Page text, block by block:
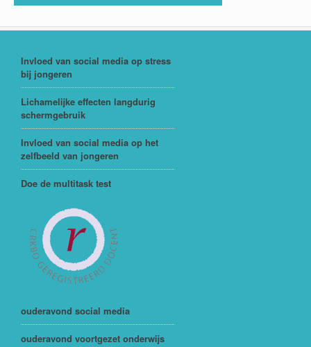
Invloed van social media op stress
bij jongeren
Lichamelijke effecten langdurig
schermgebruik
Invloed van social media op het
zelfbeeld van jongeren
Doe de multitask test
ouderavond social media
ouderavond voortgezet onderwijs